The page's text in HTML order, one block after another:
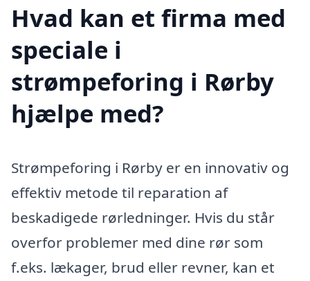
Hvad kan et firma med
speciale i
strømpeforing i Rørby
hjælpe med?
Strømpeforing i Rørby er en innovativ og
effektiv metode til reparation af
beskadigede rørledninger. Hvis du står
overfor problemer med dine rør som
f.eks. lækager, brud eller revner, kan et